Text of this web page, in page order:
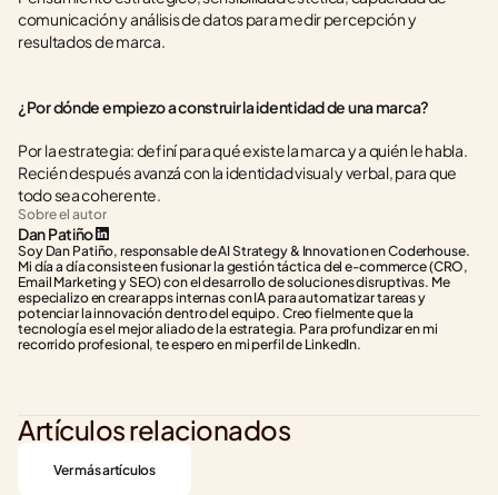
comunicación y análisis de datos para medir percepción y
resultados de marca.
¿Por dónde empiezo a construir la identidad de una marca?
Por la estrategia: definí para qué existe la marca y a quién le habla.
Recién después avanzá con la identidad visual y verbal, para que
todo sea coherente.
Sobre el autor
Dan Patiño
Soy Dan Patiño, responsable de AI Strategy & Innovation en Coderhouse.
Mi día a día consiste en fusionar la gestión táctica del e-commerce (CRO,
Email Marketing y SEO) con el desarrollo de soluciones disruptivas. Me
especializo en crear apps internas con IA para automatizar tareas y
potenciar la innovación dentro del equipo. Creo fielmente que la
tecnología es el mejor aliado de la estrategia. Para profundizar en mi
recorrido profesional, te espero en mi perfil de LinkedIn.
Artículos relacionados
Ver más artículos